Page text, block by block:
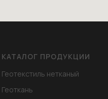
КАТАЛОГ ПРОДУКЦИИ
Геотекстиль нетканый
Геоткань